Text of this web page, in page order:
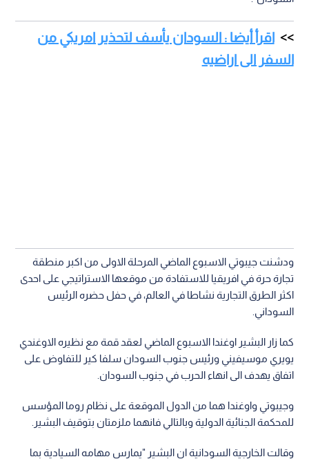
اقرأ أيضا : السودان يأسف لتحذير امريكي من
السفر الى اراضيه
ودشنت جيبوتي الاسبوع الماضي المرحلة الاولى من اكبر منطقة
تجارة حرة في افريقيا للاستفادة من موقعها الاستراتيجي على احدى
اكثر الطرق التجارية نشاطا في العالم، في حفل حضره الرئيس
السوداني.
كما زار البشير اوغندا الاسبوع الماضي لعقد قمة مع نظيره الاوغندي
يويري موسيفيني ورئيس جنوب السودان سلفا كير للتفاوض على
اتفاق يهدف الى انهاء الحرب في جنوب السودان.
وجيبوتي واوغندا هما من الدول الموقعة على نظام روما المؤسس
للمحكمة الجنائية الدولية وبالتالي فانهما ملزمتان بتوقيف البشير.
وقالت الخارجية السودانية ان البشير "يمارس مهامه السيادية بما